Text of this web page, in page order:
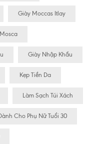
Giày Moccas Itlay
Giày Nhập Khẩu
Kẹp Tiền Da
Làm Sạch Túi Xách
Cho Phụ Nữ Tuổi 30